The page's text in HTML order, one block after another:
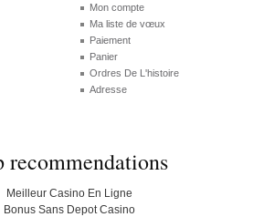
Mon compte
Ma liste de vœux
Paiement
Panier
Ordres De L'histoire
Adresse
recommendations
Meilleur Casino En Ligne
Bonus Sans Depot Casino